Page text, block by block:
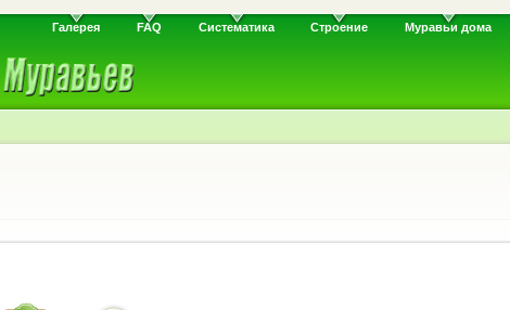
Галерея FAQ Систематика Строение Муравьи дома